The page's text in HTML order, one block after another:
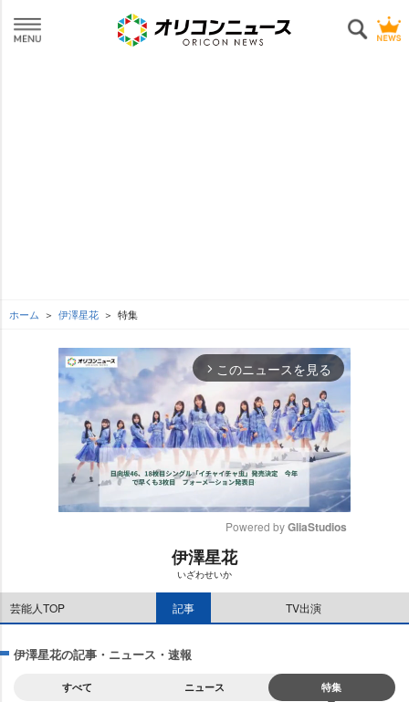
ホーム 伊澤星花 特集
arrow_forward_ios このニュースを見る
e
Powered by GliaStudios
伊澤星花
いざわせいか
芸能人TOP 記事 TV出演
伊澤星花の記事・ニュース・速報
すべて ニュース 特集